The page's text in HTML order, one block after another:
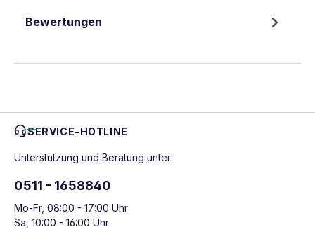
Bewertungen
SERVICE-HOTLINE
Unterstützung und Beratung unter:
0511 - 1658840
Mo-Fr, 08:00 - 17:00 Uhr
Sa, 10:00 - 16:00 Uhr